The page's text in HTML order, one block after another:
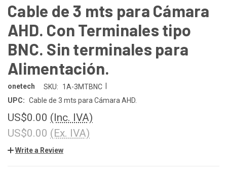
Cable de 3 mts para Cámara
AHD. Con Terminales tipo
BNC. Sin terminales para
Alimentación.
onetech SKU: 1A-3MTBNC
UPC: Cable de 3 mts para Cámara AHD.
US$0.00 (Inc. IVA)
US$0.00 (Ex. IVA)
Write a Review